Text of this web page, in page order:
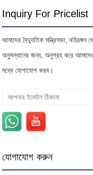
Inquiry For Pricelist
আমাদের বৈদ্যুতিক মন্ত্রিসভা, বহিরঙ্গন
অনুসন্ধানের জন্য, অনুগ্রহ করে
মধ্যে যোগাযোগ করব।
যোগাযোগ করুন